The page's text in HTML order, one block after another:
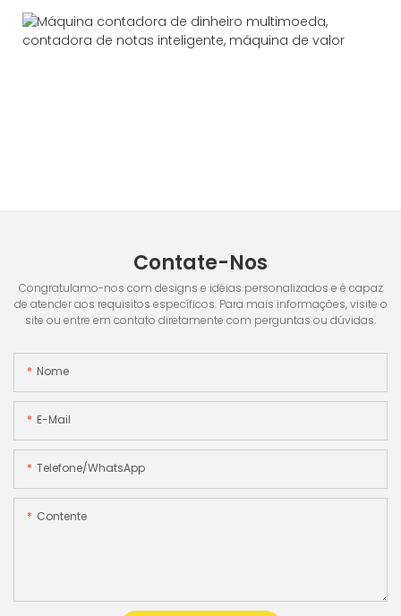
Contate-Nos
Congratulamo-nos com designs e idéias personalizados e é capaz
de atender aos requisitos específicos. Para mais informações, visite o
site ou entre em contato diretamente com perguntas ou dúvidas.
Nome
E-Mail
Telefone/WhatsApp
Contente